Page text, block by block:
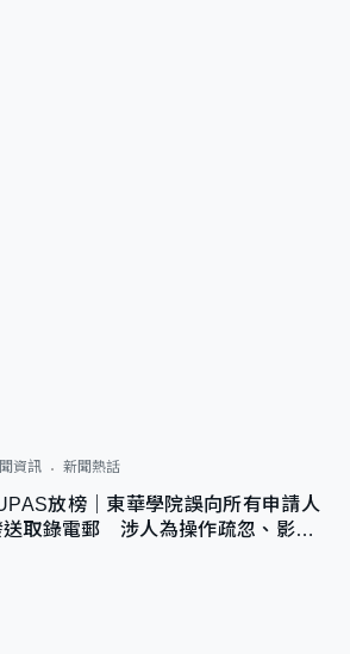
資訊 新聞熱話
放榜｜東華學院誤向所有申請人
送取錄電郵 涉人為操作疏忽、影響